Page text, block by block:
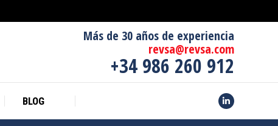
Más de 30 años de experiencia
revsa@revsa.com
+34 986 260 912
BLOG
Linkedin
CONTACTO BLOG
Linkedin